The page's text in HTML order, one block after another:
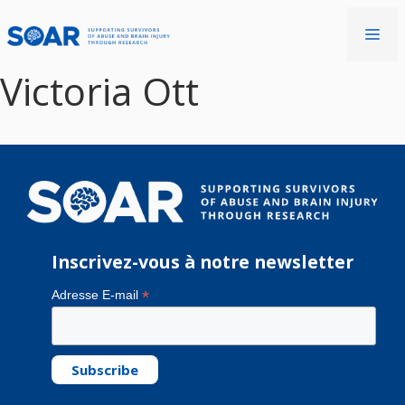
au
Victoria Ott
Inscrivez-vous à notre newsletter
Adresse E-mail *